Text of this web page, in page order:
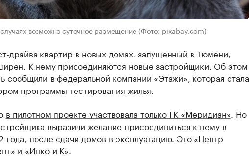
возможно суточное размещение (Фото: pixabay.com)
драйва квартир в новых домах, запущенный в Тюмени,
К нему присоединяются новые застройщики. Об этом
сообщили в федеральной компании «Этажи», которая стала
программы тестирования жилья.
в пилотном проекте участвовала только ГК «Меридиан» . Но
выразили желание присоединиться к нему в
года, после сдачи домов в эксплуатацию. Это «Центр
и «Инко и К».